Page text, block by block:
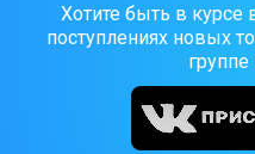
Хотите быть в курсе
поступлениях новых
группе